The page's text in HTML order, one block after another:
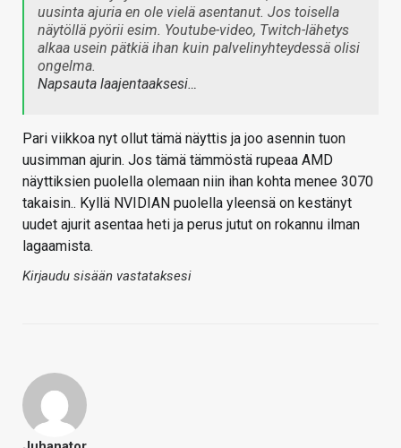
uusinta ajuria en ole vielä asentanut. Jos toisella
näytöllä pyörii esim. Youtube-video, Twitch-lähetys
alkaa usein pätkiä ihan kuin palvelinyhteydessä olisi
ongelma.
Napsauta laajentaaksesi…
Pari viikkoa nyt ollut tämä näyttis ja joo asennin tuon
uusimman ajurin. Jos tämä tämmöstä rupeaa AMD
näyttiksien puolella olemaan niin ihan kohta menee 3070
takaisin.. Kyllä NVIDIAN puolella yleensä on kestänyt
uudet ajurit asentaa heti ja perus jutut on rokannu ilman
lagaamista.
Kirjaudu sisään vastataksesi